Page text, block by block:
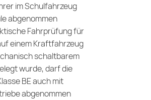
im Schulfahrzeug
abgenommen
Fahrprüfung für
einem Kraftfahrzeug
schaltbarem
wurde, darf die
BE auch mit
abgenommen